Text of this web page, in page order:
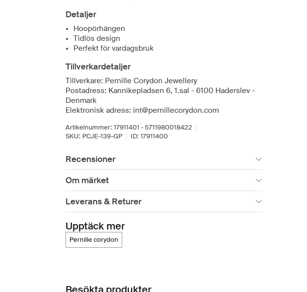
Detaljer
Hoopörhängen
Tidlös design
Perfekt för vardagsbruk
Tillverkardetaljer
Tillverkare: Pernille Corydon Jewellery
Postadress: Kannikepladsen 6, 1.sal - 6100 Haderslev -
Denmark
Elektronisk adress: int@pernillecorydon.com
Artikelnummer: 17911401 - 5711980018422
SKU: PCJE-139-GP ID: 17911400
Recensioner
Om märket
Leverans & Returer
Upptäck mer
pernille corydon